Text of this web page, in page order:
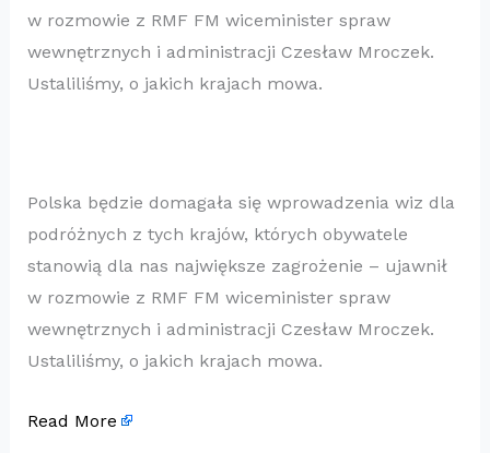
w rozmowie z RMF FM wiceminister spraw
wewnętrznych i administracji Czesław Mroczek.
Ustaliliśmy, o jakich krajach mowa.
Polska będzie domagała się wprowadzenia wiz dla
podróżnych z tych krajów, których obywatele
stanowią dla nas największe zagrożenie – ujawnił
w rozmowie z RMF FM wiceminister spraw
wewnętrznych i administracji Czesław Mroczek.
Ustaliliśmy, o jakich krajach mowa.
Read More